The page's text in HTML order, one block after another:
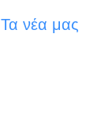
Τα νέα μας